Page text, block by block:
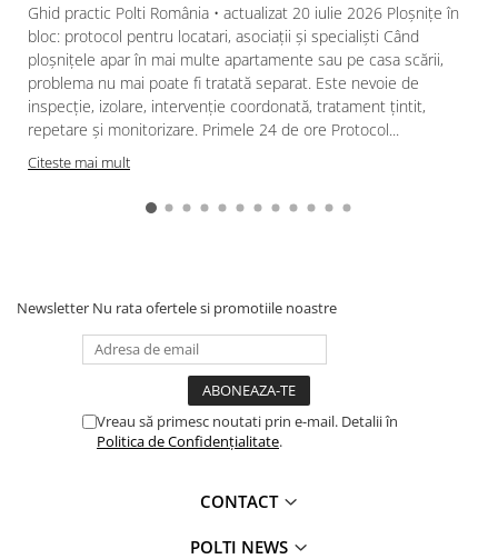
Ghid practic Polti România • actualizat 20 iulie 2026 Ploșnițe în
bloc: protocol pentru locatari, asociații și specialiști Când
ploșnițele apar în mai multe apartamente sau pe casa scării,
problema nu mai poate fi tratată separat. Este nevoie de
inspecție, izolare, intervenție coordonată, tratament țintit,
repetare și monitorizare. Primele 24 de ore Protocol...
Citeste mai mult
Newsletter Nu rata ofertele si promotiile noastre
Vreau să primesc noutati prin e-mail. Detalii în
Politica de Confidențialitate.
CONTACT
POLTI NEWS